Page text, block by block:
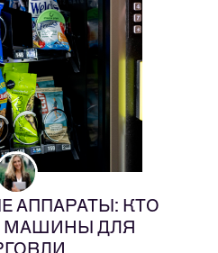
АППАРАТЫ: КТО
МАШИНЫ ДЛЯ